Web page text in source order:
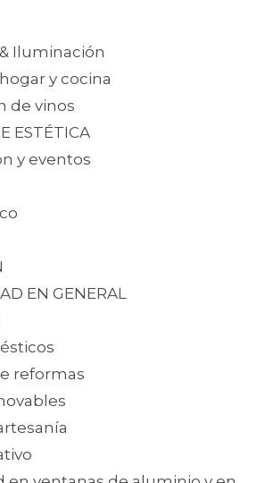
Iluminación
y cocina
de vinos
ESTÉTICA
y eventos
EN GENERAL
reformas